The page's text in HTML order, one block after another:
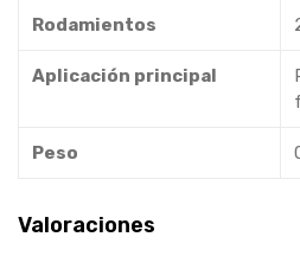
Rodamientos
Aplicación principal
Peso
Valoraciones